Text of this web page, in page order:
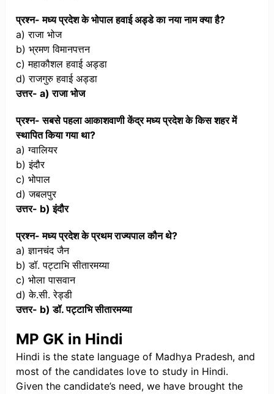
प्रश्न- मध्य प्रदेश के भोपाल हवाई अड्डे का नया नाम क्या है?
a) राजा भोज
b) भ्रमण विमानपत्तन
c) महाकौशल हवाई अड्डा
d) राजगुरु हवाई अड्डा
उत्तर- a) राजा भोज
प्रश्न- सबसे पहला आकाशवाणी केंद्र मध्य प्रदेश के किस शहर में
स्थापित किया गया था?
a) ग्वालियर
b) इंदौर
c) भोपाल
d) जबलपुर
उत्तर- b) इंदौर
प्रश्न- मध्य प्रदेश के प्रथम राज्यपाल कौन थे?
a) ज्ञानचंद जैन
b) डॉ. पट्टाभि सीतारमय्या
c) भोला पासवान
d) के.सी. रेड्डी
उत्तर- b) डॉ. पट्टाभि सीतारमय्या
MP GK in Hindi
Hindi is the state language of Madhya Pradesh, and
most of the candidates love to study in Hindi.
Given the candidate’s need, we have brought the